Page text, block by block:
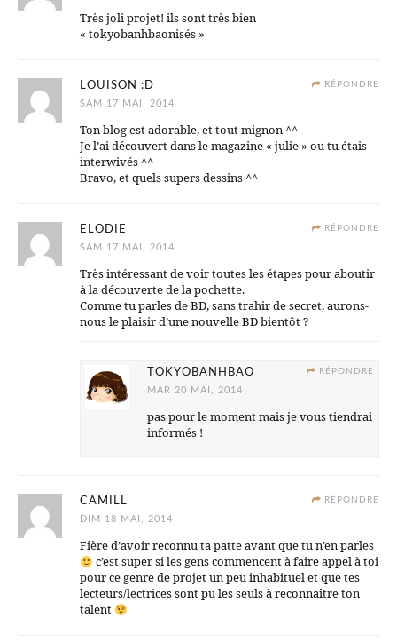
Très joli projet! ils sont très bien
« tokyobanhbaonisés »
RÉPONDRE
LOUISON :D
SAM 17 MAI, 2014
Ton blog est adorable, et tout mignon ^^
Je l’ai découvert dans le magazine « julie » ou tu étais
interwivés ^^
Bravo, et quels supers dessins ^^
RÉPONDRE
ELODIE
SAM 17 MAI, 2014
Très intéressant de voir toutes les étapes pour aboutir
à la découverte de la pochette.
Comme tu parles de BD, sans trahir de secret, aurons-
nous le plaisir d’une nouvelle BD bientôt ?
RÉPONDRE
TOKYOBANHBAO
MAR 20 MAI, 2014
pas pour le moment mais je vous tiendrai
informés !
RÉPONDRE
CAMILL
DIM 18 MAI, 2014
Fière d’avoir reconnu ta patte avant que tu n’en parles
c’est super si les gens commencent à faire appel à toi
pour ce genre de projet un peu inhabituel et que tes
lecteurs/lectrices sont pu les seuls à reconnaître ton
talent